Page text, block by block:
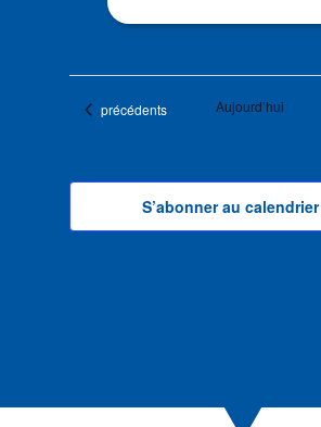
Évènements
précédents Aujourd’hui
S’abonner au calendrier